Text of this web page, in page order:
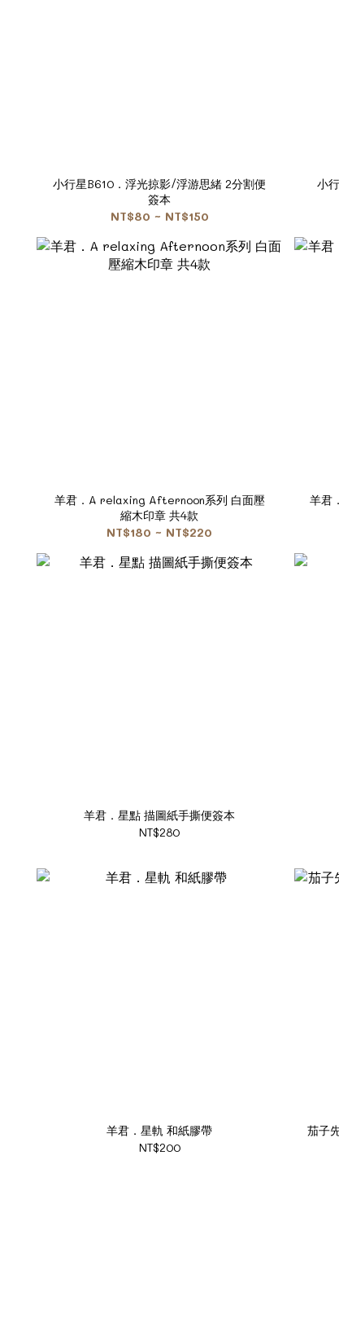
小行星B610．浮光掠影/浮游思緒 2分割便
簽本
NT$80 ~ NT$150
小
羊君．A relaxing Afternoon系列 白面壓
縮木印章 共4款
NT$180 ~ NT$220
羊君
羊君．星點 描圖紙手撕便簽本
NT$280
羊君．星軌 和紙膠帶
NT$200
茄子